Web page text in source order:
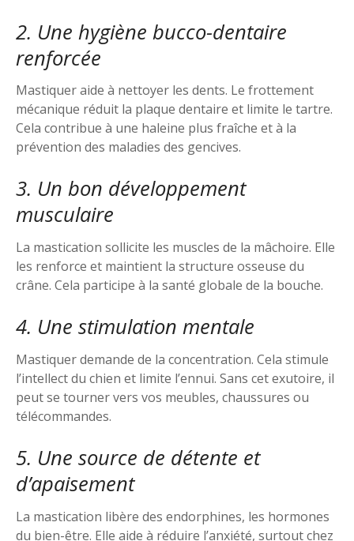
2. Une hygiène bucco-dentaire
renforcée
Mastiquer aide à nettoyer les dents. Le frottement
mécanique réduit la plaque dentaire et limite le tartre.
Cela contribue à une haleine plus fraîche et à la
prévention des maladies des gencives.
3. Un bon développement
musculaire
La mastication sollicite les muscles de la mâchoire. Elle
les renforce et maintient la structure osseuse du
crâne. Cela participe à la santé globale de la bouche.
4. Une stimulation mentale
Mastiquer demande de la concentration. Cela stimule
l’intellect du chien et limite l’ennui. Sans cet exutoire, il
peut se tourner vers vos meubles, chaussures ou
télécommandes.
5. Une source de détente et
d’apaisement
La mastication libère des endorphines, les hormones
du bien-être. Elle aide à réduire l’anxiété, surtout chez